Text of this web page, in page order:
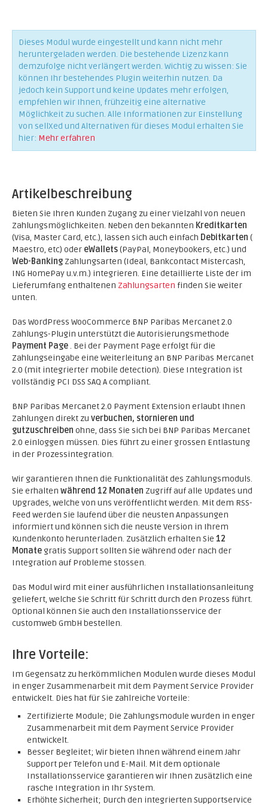
Dieses Modul wurde eingestellt und kann nicht mehr
heruntergeladen werden. Die bestehende Lizenz kann
demzufolge nicht verlängert werden. Wichtig zu wissen: Sie
können Ihr bestehendes Plugin weiterhin nutzen. Da
jedoch kein Support und keine Updates mehr erfolgen,
empfehlen wir Ihnen, frühzeitig eine alternative
Möglichkeit zu suchen. Alle Informationen zur Einstellung
von sellXed und Alternativen für dieses Modul erhalten Sie
hier: Mehr erfahren
Artikelbeschreibung
Bieten Sie Ihren Kunden Zugang zu einer Vielzahl von neuen
Zahlungsmöglichkeiten. Neben den bekannten Kreditkarten
(Visa, Master Card, etc.), lassen sich auch einfach Debitkarten (
Maestro, etc) oder eWallets(PayPal, Moneybookers, etc.) und
Web-Banking Zahlungsarten (Ideal, Bankcontact Mistercash,
ING HomePay u.v.m.) integrieren. Eine detaillierte Liste der im
Lieferumfang enthaltenen Zahlungsarten finden Sie weiter
unten.
Das WordPress WooCommerce BNP Paribas Mercanet 2.0
Zahlungs-Plugin unterstützt die Autorisierungsmethode
Payment Page. Bei der Payment Page erfolgt für die
Zahlungseingabe eine Weiterleitung an BNP Paribas Mercanet
2.0 (mit integrierter mobile detection). Diese Integration ist
vollständig PCI DSS SAQ A compliant.
BNP Paribas Mercanet 2.0 Payment Extension erlaubt Ihnen
Zahlungen direkt zu verbuchen, stornieren und
gutzuschreiben ohne, dass Sie sich bei BNP Paribas Mercanet
2.0 einloggen müssen. Dies führt zu einer grossen Entlastung
in der Prozessintegration.
Wir garantieren Ihnen die Funktionalität des Zahlungsmoduls.
Sie erhalten während 12 Monaten Zugriff auf alle Updates und
Upgrades, welche von uns veröffentlicht werden. Mit dem RSS-
Feed werden Sie laufend über die neusten Anpassungen
informiert und können sich die neuste Version in Ihrem
Kundenkonto herunterladen. Zusätzlich erhalten Sie 12
Monategratis Support sollten Sie während oder nach der
Integration auf Probleme stossen.
Das Modul wird mit einer ausführlichen Installationsanleitung
geliefert, welche Sie Schritt für Schritt durch den Prozess führt.
Optional können Sie auch den Installationsservice der
customweb GmbH bestellen.
Ihre Vorteile:
Im Gegensatz zu herkömmlichen Modulen wurde dieses Modul
in enger Zusammenarbeit mit dem Payment Service Provider
entwickelt. Dies hat für Sie zahlreiche Vorteile:
Zertifizierte Module; Die Zahlungsmodule wurden in enger
Zusammenarbeit mit dem Payment Service Provider
entwickelt.
Besser Begleitet; Wir bieten Ihnen während einem Jahr
Support per Telefon und E-Mail. Mit dem optionale
Installationsservice garantieren wir Ihnen zusätzlich eine
rasche Integration in Ihr System.
Erhöhte Sicherheit; Durch den integrierten Supportservice